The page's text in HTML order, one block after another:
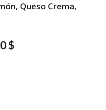
Queso Crema,
$